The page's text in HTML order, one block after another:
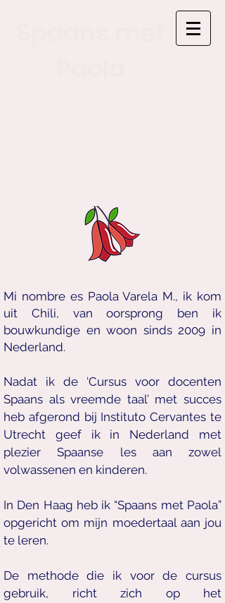
Mi nombre es Paola Varela M., ik kom
uit Chili, van oorsprong ben ik
bouwkundige en woon sinds 2009 in
Nederland.
Nadat ik de ‘Cursus voor docenten
Spaans als vreemde taal’ met succes
heb afgerond bij Instituto Cervantes te
Utrecht geef ik in Nederland met
plezier Spaanse les aan zowel
volwassenen en kinderen.
In Den Haag heb ik “Spaans met Paola”
opgericht om mijn moedertaal aan jou
te leren.
De methode die ik voor de cursus
gebruik, richt zich op het